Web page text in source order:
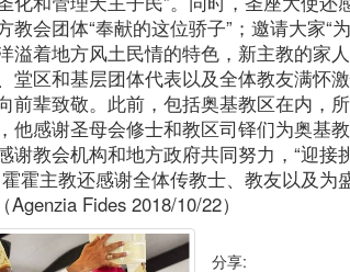
教会团体“奉献的这位骄子”；邀请大家“
溢着地方风土民情的特色，新主教的家
堂区和基层团体代表以及全体教友满怀
前辈致敬。此前，包括奥基教区在内，
他感谢圣母会修士和教区司铎们为奥基
谢教会机构和地方政府共同努力，“迎接
霍主教还感谢全体传教士、教友以及为
Agenzia Fides 2018/10/22）
分享: